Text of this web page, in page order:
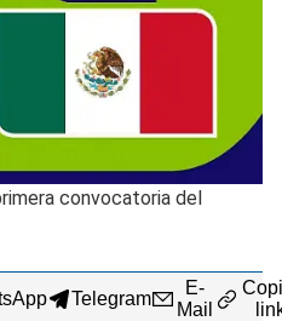
convocatoria del
Telegram
E-
Mail